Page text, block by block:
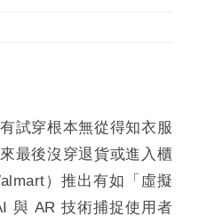
試穿根本無從得知衣服
最後沒穿退貨或進入櫃
）推出有如「虛擬
與 AR 技術捕捉使用者